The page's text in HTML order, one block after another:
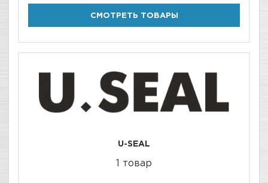
СМОТРЕТЬ ТОВАРЫ
U-SEAL
1 товар